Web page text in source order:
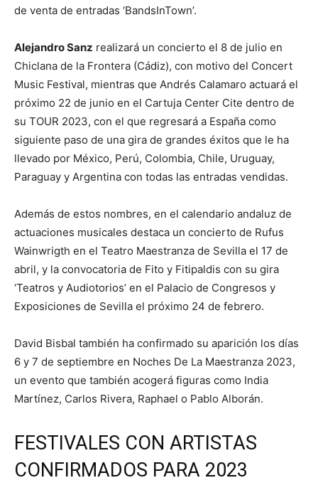
de venta de entradas ‘BandsInTown’.
Alejandro Sanz realizará un concierto el 8 de julio en
Chiclana de la Frontera (Cádiz), con motivo del Concert
Music Festival, mientras que Andrés Calamaro actuará el
próximo 22 de junio en el Cartuja Center Cite dentro de
su TOUR 2023, con el que regresará a España como
siguiente paso de una gira de grandes éxitos que le ha
llevado por México, Perú, Colombia, Chile, Uruguay,
Paraguay y Argentina con todas las entradas vendidas.
Además de estos nombres, en el calendario andaluz de
actuaciones musicales destaca un concierto de Rufus
Wainwrigth en el Teatro Maestranza de Sevilla el 17 de
abril, y la convocatoria de Fito y Fitipaldis con su gira
‘Teatros y Audiotorios’ en el Palacio de Congresos y
Exposiciones de Sevilla el próximo 24 de febrero.
David Bisbal también ha confirmado su aparición los días
6 y 7 de septiembre en Noches De La Maestranza 2023,
un evento que también acogerá figuras como India
Martínez, Carlos Rivera, Raphael o Pablo Alborán.
FESTIVALES CON ARTISTAS
CONFIRMADOS PARA 2023